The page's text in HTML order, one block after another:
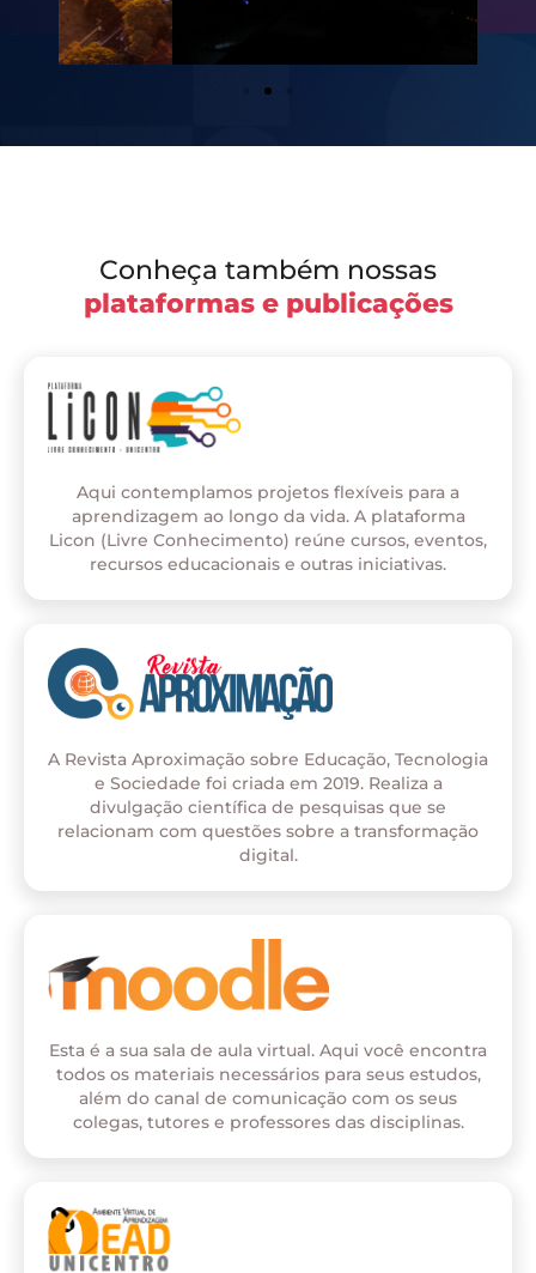
Conheça também nossas
plataformas e publicações
Aqui contemplamos projetos flexíveis para a
aprendizagem ao longo da vida. A plataforma
Licon (Livre Conhecimento) reúne cursos, eventos,
recursos educacionais e outras iniciativas.
A Revista Aproximação sobre Educação, Tecnologia
e Sociedade foi criada em 2019. Realiza a
divulgação científica de pesquisas que se
relacionam com questões sobre a transformação
digital.
Esta é a sua sala de aula virtual. Aqui você encontra
todos os materiais necessários para seus estudos,
além do canal de comunicação com os seus
colegas, tutores e professores das disciplinas.